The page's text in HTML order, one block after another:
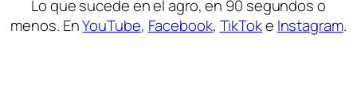
Lo que sucede en el agro, en 90 segundos o
menos. EnYouTube, Facebook, TikToke Instagram.